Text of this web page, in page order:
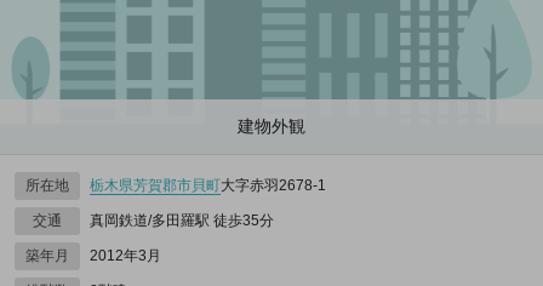
建物外観
所在地 栃木県芳賀郡市貝町大字赤羽2678‐1
交通 真岡鉄道/多田羅駅 徒歩35分
築年月 2012年3月